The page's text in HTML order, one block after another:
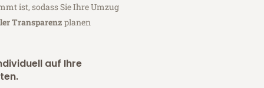
ist, sodass Sie Ihre Umzug
Transparenz planen
auf Ihre